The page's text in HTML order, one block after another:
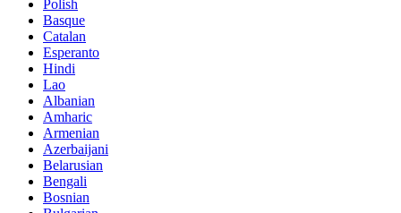
Polish
Basque
Catalan
Esperanto
Hindi
Lao
Albanian
Amharic
Armenian
Azerbaijani
Belarusian
Bengali
Bosnian